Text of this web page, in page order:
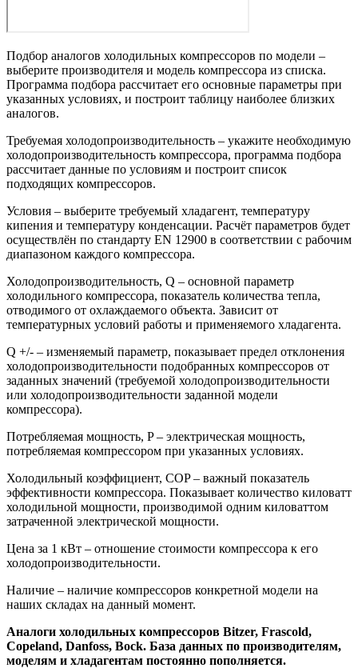
Подбор аналогов холодильных компрессоров по модели –
выберите производителя и модель компрессора из списка.
Программа подбора рассчитает его основные параметры при
указанных условиях, и построит таблицу наиболее близких
аналогов.
Требуемая холодопроизводительность – укажите необходимую
холодопроизводительность компрессора, программа подбора
рассчитает данные по условиям и построит список
подходящих компрессоров.
Условия – выберите требуемый хладагент, температуру
кипения и температуру конденсации. Расчёт параметров будет
осуществлён по стандарту EN 12900 в соответствии с рабочим
диапазоном каждого компрессора.
Холодопроизводительность, Q – основной параметр
холодильного компрессора, показатель количества тепла,
отводимого от охлаждаемого объекта. Зависит от
температурных условий работы и применяемого хладагента.
Q +/- – изменяемый параметр, показывает предел отклонения
холодопроизводительности подобранных компрессоров от
заданных значений (требуемой холодопроизводительности
или холодопроизводительности заданной модели
компрессора).
Потребляемая мощность, P – электрическая мощность,
потребляемая компрессором при указанных условиях.
Холодильный коэффициент, COP – важный показатель
эффективности компрессора. Показывает количество киловатт
холодильной мощности, производимой одним киловаттом
затраченной электрической мощности.
Цена за 1 кВт – отношение стоимости компрессора к его
холодопроизводительности.
Наличие – наличие компрессоров конкретной модели на
наших складах на данный момент.
Аналоги холодильных компрессоров Bitzer, Frascold,
Copeland, Danfoss, Bock. База данных по производителям,
моделям и хладагентам постоянно пополняется.